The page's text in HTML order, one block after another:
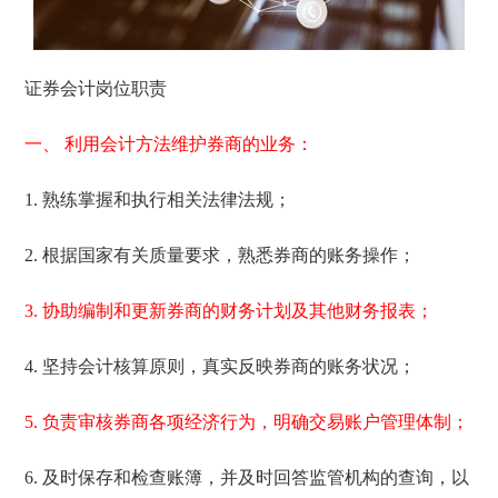
证券会计岗位职责
一、 利用会计方法维护券商的业务：
1. 熟练掌握和执行相关法律法规；
2. 根据国家有关质量要求，熟悉券商的账务操作；
3. 协助编制和更新券商的财务计划及其他财务报表；
4. 坚持会计核算原则，真实反映券商的账务状况；
5. 负责审核券商各项经济行为，明确交易账户管理体制；
6. 及时保存和检查账簿，并及时回答监管机构的查询，以